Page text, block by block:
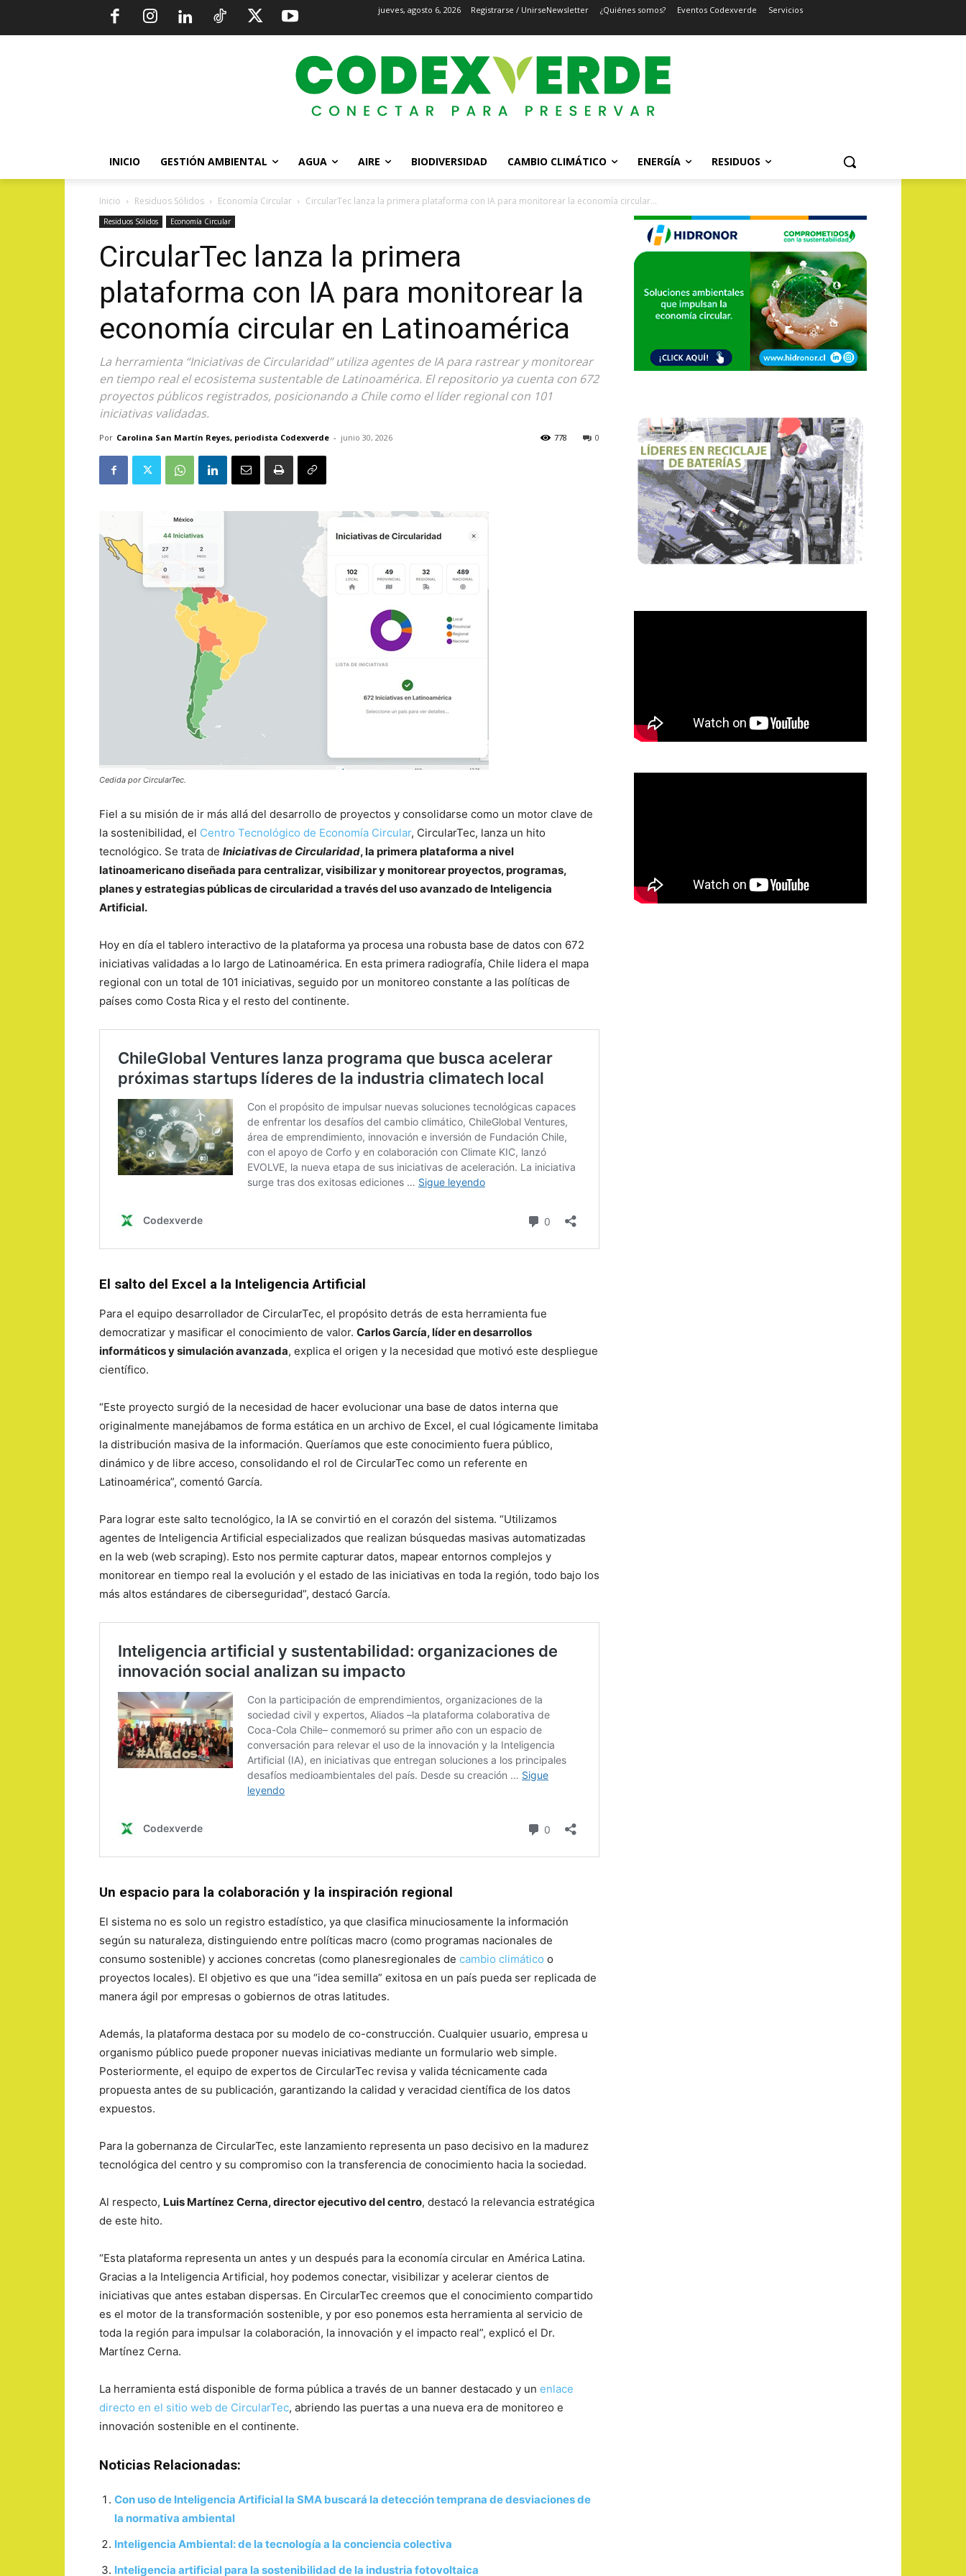
jueves, agosto 6, 2026 Registrarse / UnirseNewsletter ¿Quiénes somos? Eventos Codexverde Servicios
INICIO GESTIÓN AMBIENTAL AGUA AIRE BIODIVERSIDAD CAMBIO CLIMÁTICO ENERGÍA RESIDUOS
Inicio Residuos Sólidos Economía Circular CircularTec lanza la primera plataforma con IA para monitorear la economía circular...
Residuos Sólidos Economía Circular
CircularTec lanza la primera
plataforma con IA para monitorear la
economía circular en Latinoamérica
La herramienta “Iniciativas de Circularidad” utiliza agentes de IA para rastrear y monitorear
en tiempo real el ecosistema sustentable de Latinoamérica. El repositorio ya cuenta con 672
proyectos públicos registrados, posicionando a Chile como el líder regional con 101
iniciativas validadas.
Por Carolina San Martín Reyes, periodista Codexverde - junio 30, 2026 0
778
Cedida por CircularTec.
Fiel a su misión de ir más allá del desarrollo de proyectos y consolidarse como un motor clave de
la sostenibilidad, el Centro Tecnológico de Economía Circular, CircularTec, lanza un hito
tecnológico. Se trata de Iniciativas de Circularidad, la primera plataforma a nivel
latinoamericano diseñada para centralizar, visibilizar y monitorear proyectos, programas,
planes y estrategias públicas de circularidad a través del uso avanzado de Inteligencia
Artificial.
Hoy en día el tablero interactivo de la plataforma ya procesa una robusta base de datos con 672
iniciativas validadas a lo largo de Latinoamérica. En esta primera radiografía, Chile lidera el mapa
regional con un total de 101 iniciativas, seguido por un monitoreo constante a las políticas de
países como Costa Rica y el resto del continente.
El salto del Excel a la Inteligencia Artificial
Para el equipo desarrollador de CircularTec, el propósito detrás de esta herramienta fue
democratizar y masificar el conocimiento de valor. Carlos García, líder en desarrollos
informáticos y simulación avanzada, explica el origen y la necesidad que motivó este despliegue
científico.
“Este proyecto surgió de la necesidad de hacer evolucionar una base de datos interna que
originalmente manejábamos de forma estática en un archivo de Excel, el cual lógicamente limitaba
la distribución masiva de la información. Queríamos que este conocimiento fuera público,
dinámico y de libre acceso, consolidando el rol de CircularTec como un referente en
Latinoamérica”, comentó García.
Para lograr este salto tecnológico, la IA se convirtió en el corazón del sistema. “Utilizamos
agentes de Inteligencia Artificial especializados que realizan búsquedas masivas automatizadas
en la web (web scraping). Esto nos permite capturar datos, mapear entornos complejos y
monitorear en tiempo real la evolución y el estado de las iniciativas en toda la región, todo bajo los
más altos estándares de ciberseguridad”, destacó García.
Un espacio para la colaboración y la inspiración regional
El sistema no es solo un registro estadístico, ya que clasifica minuciosamente la información
según su naturaleza, distinguiendo entre políticas macro (como programas nacionales de
consumo sostenible) y acciones concretas (como planesregionales de cambio climático o
proyectos locales). El objetivo es que una “idea semilla” exitosa en un país pueda ser replicada de
manera ágil por empresas o gobiernos de otras latitudes.
Además, la plataforma destaca por su modelo de co-construcción. Cualquier usuario, empresa u
organismo público puede proponer nuevas iniciativas mediante un formulario web simple.
Posteriormente, el equipo de expertos de CircularTec revisa y valida técnicamente cada
propuesta antes de su publicación, garantizando la calidad y veracidad científica de los datos
expuestos.
Para la gobernanza de CircularTec, este lanzamiento representa un paso decisivo en la madurez
tecnológica del centro y su compromiso con la transferencia de conocimiento hacia la sociedad.
Al respecto, Luis Martínez Cerna, director ejecutivo del centro, destacó la relevancia estratégica
de este hito.
“Esta plataforma representa un antes y un después para la economía circular en América Latina.
Gracias a la Inteligencia Artificial, hoy podemos conectar, visibilizar y acelerar cientos de
iniciativas que antes estaban dispersas. En CircularTec creemos que el conocimiento compartido
es el motor de la transformación sostenible, y por eso ponemos esta herramienta al servicio de
toda la región para impulsar la colaboración, la innovación y el impacto real”, explicó el Dr.
Martínez Cerna.
La herramienta está disponible de forma pública a través de un banner destacado y un enlace
directo en el sitio web de CircularTec, abriendo las puertas a una nueva era de monitoreo e
innovación sostenible en el continente.
Noticias Relacionadas:
Con uso de Inteligencia Artificial la SMA buscará la detección temprana de desviaciones de
la normativa ambiental
Inteligencia Ambiental: de la tecnología a la conciencia colectiva
Inteligencia artificial para la sostenibilidad de la industria fotovoltaica